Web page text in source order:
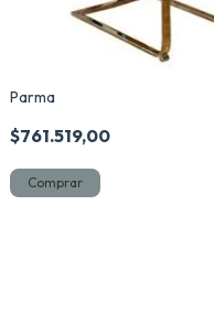
Parma
$761.519,00
Comprar